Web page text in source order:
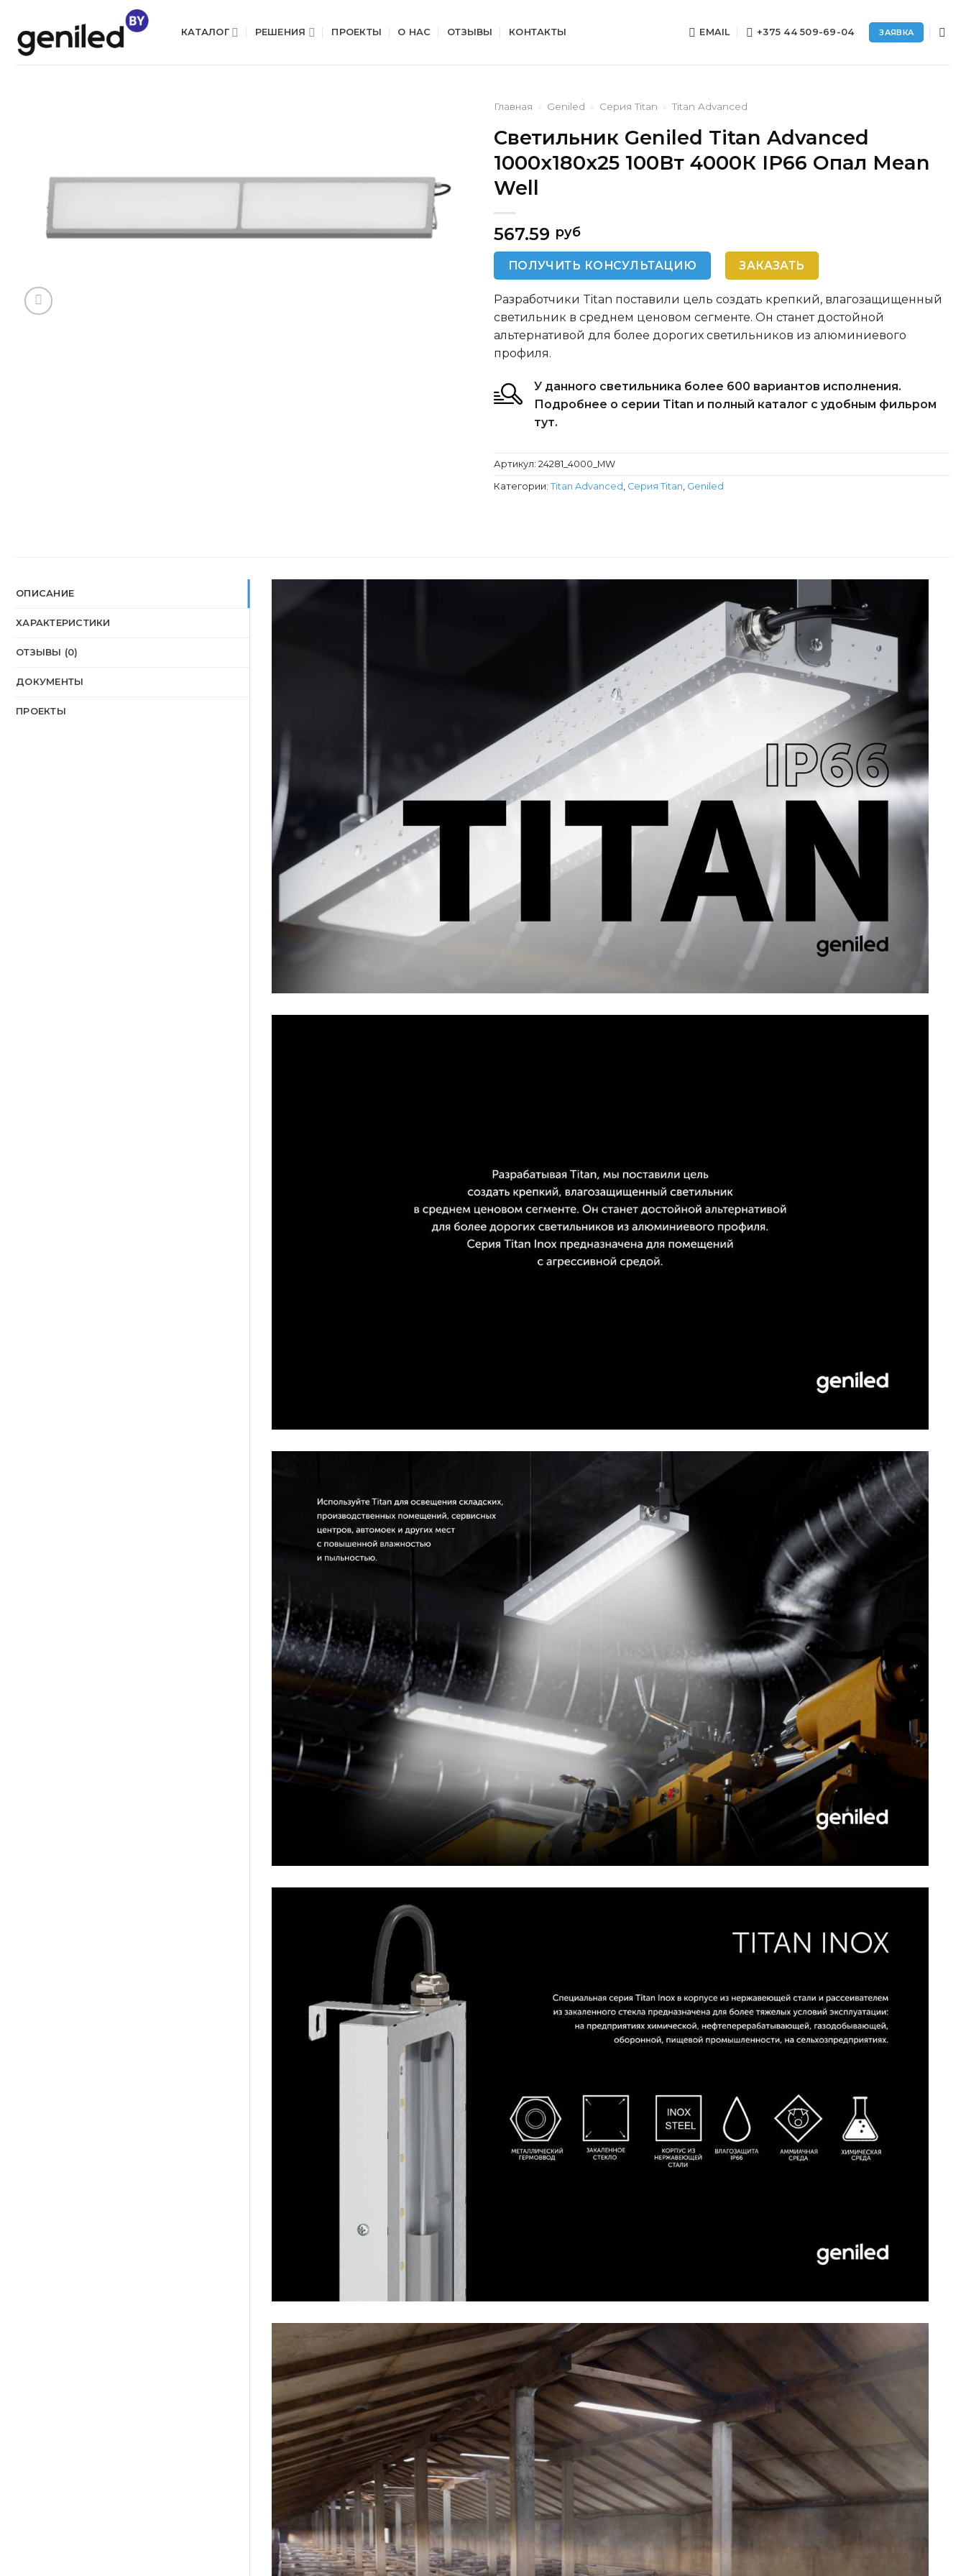
content
КАТАЛОГ РЕШЕНИЯ ПРОЕКТЫ О НАС ОТЗЫВЫ КОНТАКТЫ EMAIL +375 44 509-69-04 ЗАЯВКА
Главная » Geniled » Серия Titan » Titan Advanced
Светильник Geniled Titan Advanced
1000x180x25 100Вт 4000К IP66 Опал Mean
Well
567.59 руб
ПОЛУЧИТЬ КОНСУЛЬТАЦИЮ ЗАКАЗАТЬ
Разработчики Titan поставили цель создать крепкий, влагозащищенный
светильник в среднем ценовом сегменте. Он станет достойной
альтернативой для более дорогих светильников из алюминиевого
профиля.
У данного светильника более 600 вариантов исполнения.
Подробнее о серии Titan и полный каталог с удобным фильром
тут.
Артикул: 24281_4000_MW
Категории: Titan Advanced Серия Titan Geniled
ОПИСАНИЕ
ХАРАКТЕРИСТИКИ
ОТЗЫВЫ (0)
ДОКУМЕНТЫ
ПРОЕКТЫ